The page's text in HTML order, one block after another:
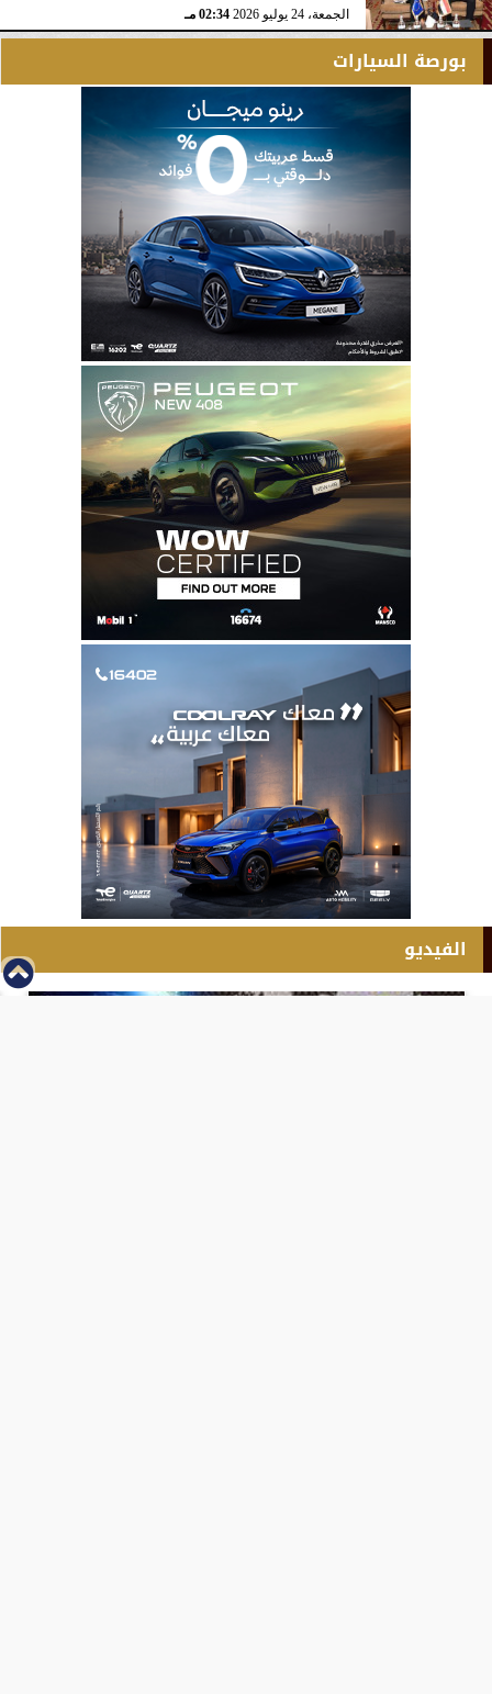
الجمعة، 24 يوليو 2026 02:34 مـ
بورصة السيارات
الفيديو